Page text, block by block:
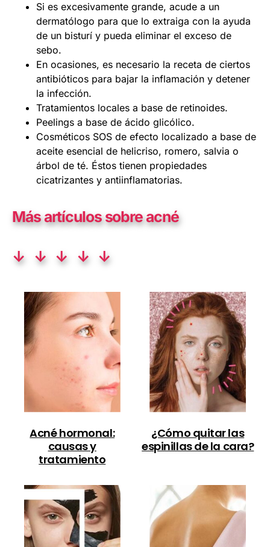
Si es excesivamente grande, acude a un
dermatólogo para que lo extraiga con la ayuda
de un bisturí y pueda eliminar el exceso de
sebo.
En ocasiones, es necesario la receta de ciertos
antibióticos para bajar la inflamación y detener
la infección.
Tratamientos locales a base de retinoides.
Peelings a base de ácido glicólico.
Cosméticos SOS de efecto localizado a base de
aceite esencial de helicriso, romero, salvia o
árbol de té. Éstos tienen propiedades
cicatrizantes y antiinflamatorias.
Más artículos sobre acné
↓ ↓ ↓ ↓ ↓
Acné hormonal:
causas y
tratamiento
¿Cómo quitar las
espinillas de la cara?